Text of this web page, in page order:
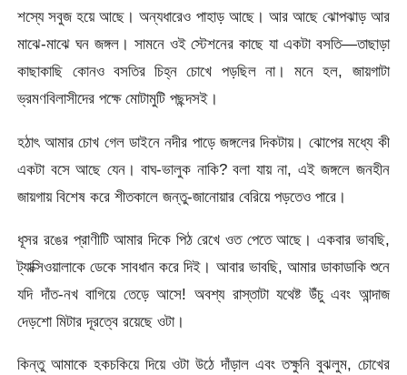
শস্যে সবুজ হয়ে আছে। অন্যধারেও পাহাড় আছে। আর আছে ঝোপঝাড় আর
মাঝে-মাঝে ঘন জঙ্গল। সামনে ওই স্টেশনের কাছে যা একটা বসতি—তাছাড়া
কাছাকাছি কোনও বসতির চিহ্ন চোখে পড়ছিল না। মনে হল, জায়গাটা
ভ্রমণবিলাসীদের পক্ষে মোটামুটি পছন্দসই।
হঠাৎ আমার চোখ গেল ডাইনে নদীর পাড়ে জঙ্গলের দিকটায়। ঝোপের মধ্যে কী
একটা বসে আছে যেন। বাঘ-ভালুক নাকি? বলা যায় না, এই জঙ্গলে জনহীন
জায়গায় বিশেষ করে শীতকালে জন্তু-জানোয়ার বেরিয়ে পড়তেও পারে।
ধূসর রঙের প্রাণীটি আমার দিকে পিঠ রেখে ওত পেতে আছে। একবার ভাবছি,
ট্যাক্সিওয়ালাকে ডেকে সাবধান করে দিই। আবার ভাবছি, আমার ডাকাডাকি শুনে
যদি দাঁত-নখ বাগিয়ে তেড়ে আসে! অবশ্য রাস্তাটা যথেষ্ট উঁচু এবং আন্দাজ
দেড়শো মিটার দূরত্বে রয়েছে ওটা।
কিন্তু আমাকে হকচকিয়ে দিয়ে ওটা উঠে দাঁড়াল এবং তক্ষুনি বুঝলুম, চোখের